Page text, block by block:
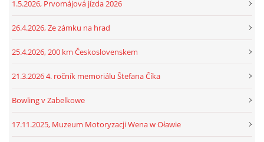
1.5.2026, Prvomájová jízda 2026
26.4.2026, Ze zámku na hrad
25.4.2026, 200 km Československem
21.3.2026 4. ročník memoriálu Štefana Číka
Bowling v Zabelkowe
17.11.2025, Muzeum Motoryzacji Wena w Oławie